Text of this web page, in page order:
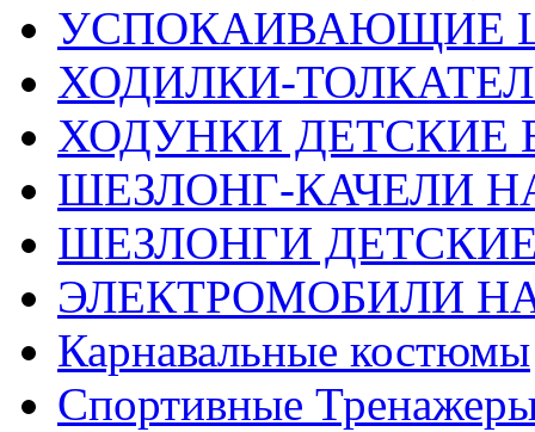
УСПОКАИВАЮЩИЕ
ХОДИЛКИ-
ХОДУНКИ ДЕТСКИЕ
ШЕЗЛОНГ-КАЧЕЛИ
ШЕЗЛОНГИ
ЭЛЕКТРОМОБИЛИ
Карнавальные костюмы
Спортивные